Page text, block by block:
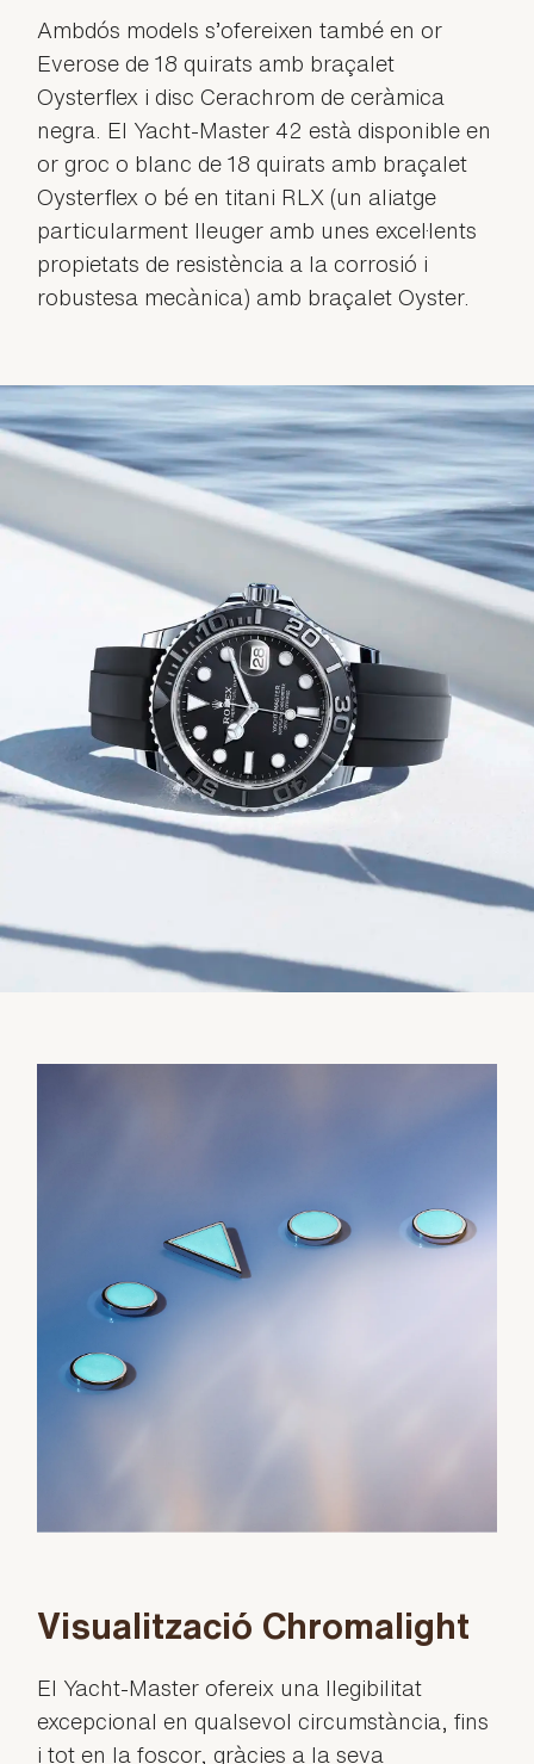
Ambdós models s’ofereixen també en or
Everose de 18 quirats amb braçalet
Oysterflex i disc Cerachrom de ceràmica
negra. El Yacht-Master 42 està disponible en
or groc o blanc de 18 quirats amb braçalet
Oysterflex o bé en titani RLX (un aliatge
particularment lleuger amb unes excel·lents
propietats de resistència a la corrosió i
robustesa mecànica) amb braçalet Oyster.
Visualització Chromalight
El Yacht-Master ofereix una llegibilitat
excepcional en qualsevol circumstància, fins
i tot en la foscor, gràcies a la seva